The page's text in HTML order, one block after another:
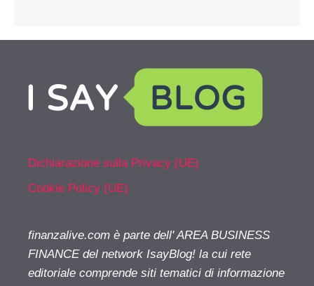
Dichiarazione sulla Privacy (UE)
Cookie Policy (UE)
finanzalive.com è parte dell' AREA BUSINESS
FINANCE del network IsayBlog! la cui rete
editoriale comprende siti tematici di informazione